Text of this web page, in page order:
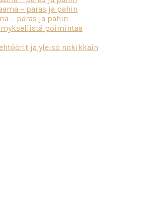
– paras ja pahin
– paras ja pahin
poimintaa
ja yleisö nokikkain